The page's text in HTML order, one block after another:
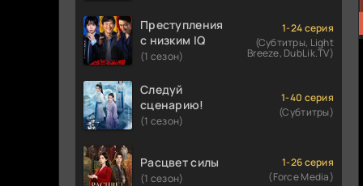
Преступления
с низким IQ
(1 сезон)
1-24 серия
(Субтитры, Light
Breeze, DubLik.TV)
Следуй
сценарию!
(1 сезон)
1-40 серия
(Субтитры)
Расцвет силы
(1 сезон)
1-26 серия
(Force Media)